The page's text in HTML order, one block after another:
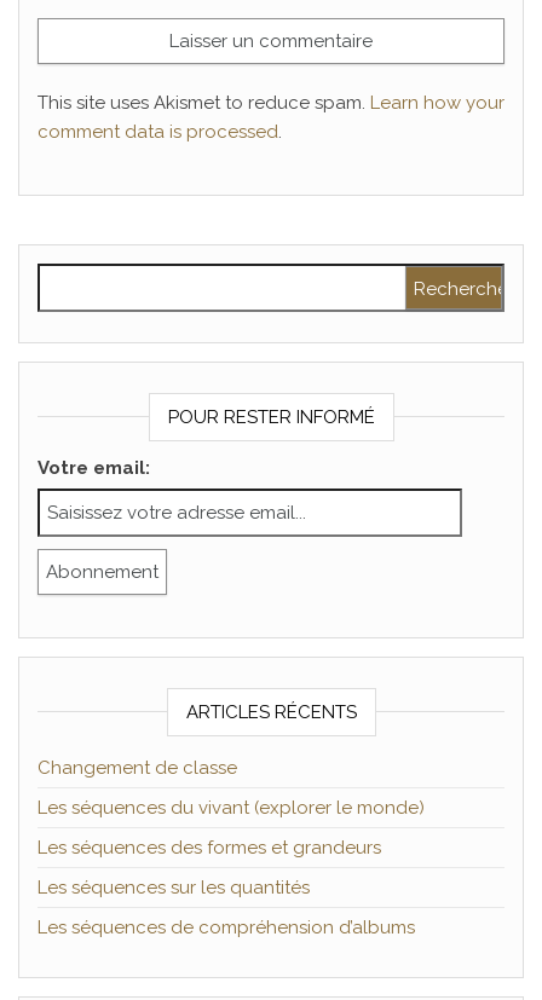
This site uses Akismet to reduce spam. Learn how your
comment data is processed
POUR RESTER INFORMÉ
Votre email:
ARTICLES RÉCENTS
Changement de classe
Les séquences du vivant (explorer le monde)
Les séquences des formes et grandeurs
Les séquences sur les quantités
Les séquences de compréhension d’albums